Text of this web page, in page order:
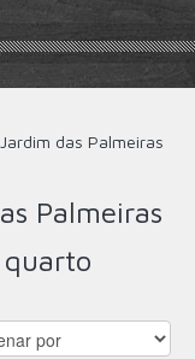
Jardim das Palmeiras
Palmeiras